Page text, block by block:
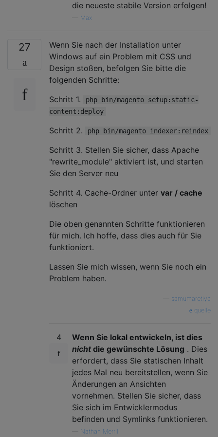
die neueste stabile Version erfolgen!
Max
27
Wenn Sie nach der Installation unter
Windows auf ein Problem mit CSS und
Design stoßen, befolgen Sie bitte die
folgenden Schritte:
Schritt 1.
php bin/magento setup:static-
content:deploy
Schritt 2. php bin/magento indexer:reindex
Schritt 3. Stellen Sie sicher, dass Apache
"rewrite_module" aktiviert ist, und starten
Sie den Server neu
Schritt 4. Cache-Ordner unter var / cache
löschen
Die oben genannten Schritte funktionieren
für mich. Ich hoffe, dass dies auch für Sie
funktioniert.
Lassen Sie mich wissen, wenn Sie noch ein
Problem haben.
samumaretiya
quelle
4
Wenn Sie lokal entwickeln, ist dies
nicht die gewünschte Lösung . Dies
erfordert, dass Sie statischen Inhalt
jedes Mal neu bereitstellen, wenn Sie
Änderungen an Ansichten
vornehmen. Stellen Sie sicher, dass
Sie sich im Entwicklermodus
befinden und Symlinks funktionieren.
Nathan Merrill